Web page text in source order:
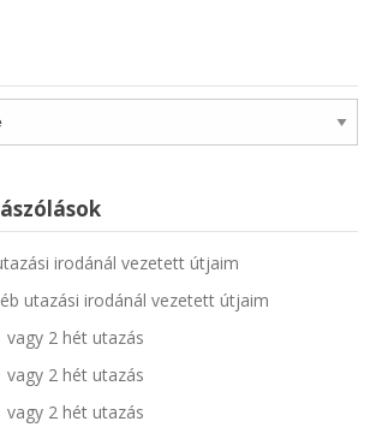
irodánál vezetett útjaim
utazási irodánál vezetett útjaim
vagy 2 hét utazás
vagy 2 hét utazás
vagy 2 hét utazás